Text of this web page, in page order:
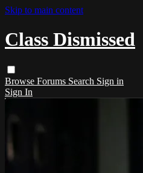
Skip to main content
Class Dismissed
Browse Forums Search Sign in
Sign In